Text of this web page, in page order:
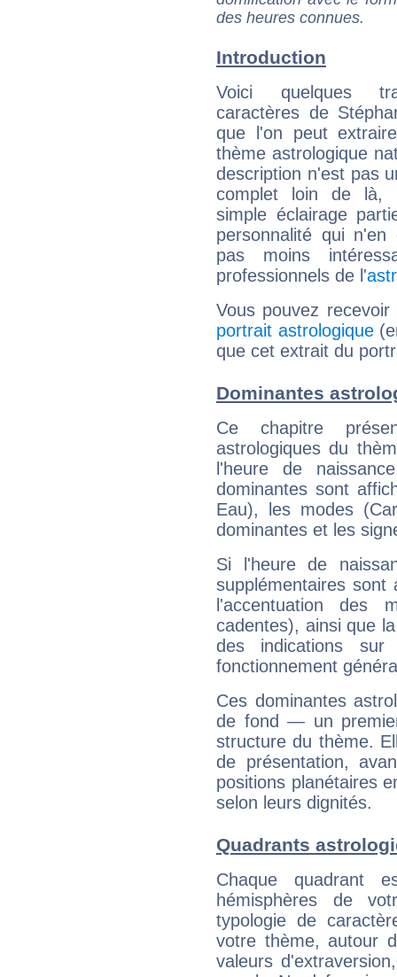
des heures connues.
Introduction
Voici quelques
caractères de
que l'on peut
thème astrologique
description n'est pas
complet loin de là,
simple éclairage
personnalité qui n'en
pas moins
professionnels de l'
Vous pouvez
portrait astrologique
que cet extrait du
Dominantes
Ce chapitre
astrologiques du
l'heure de
dominantes sont
Eau), les modes
dominantes et les
Si l'heure de
supplémentaires sont
l'accentuation des
cadentes), ainsi que
des indications sur
fonctionnement
Ces dominantes
de fond — un
structure du thème.
de présentation,
positions planétaires
selon leurs dignités.
Quadrants
Chaque quadrant
hémisphères de
typologie de
votre thème, autour
valeurs